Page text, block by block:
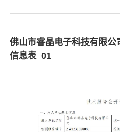
佛山市睿晶电子科技有限公
信息表_01